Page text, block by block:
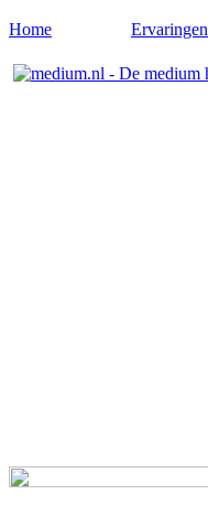
Home Ervaringen